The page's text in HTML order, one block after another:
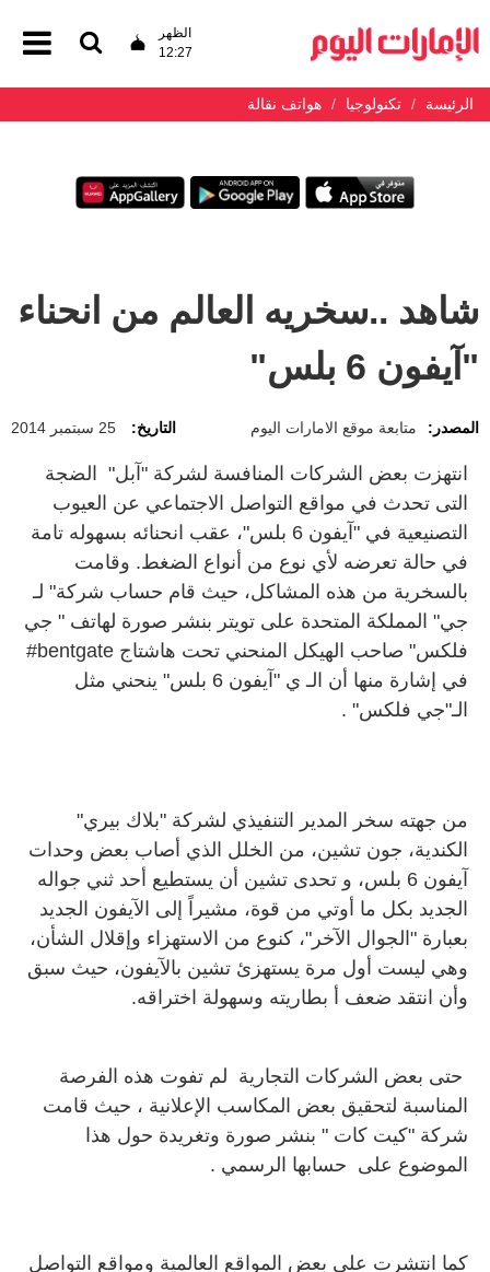
الظهر
12:27
الرئيسة تكنولوجيا هواتف نقالة
شاهد ..سخريه العالم من انحناء
"آيفون 6 بلس"
المصدر: متابعة موقع الامارات اليوم التاريخ: 25 سبتمبر 2014
انتهزت بعض الشركات المنافسة لشركة "آبل" الضجة
التى تحدث في مواقع التواصل الاجتماعي عن العيوب
التصنيعية في "آيفون 6 بلس"، عقب انحنائه بسهوله تامة
في حالة تعرضه لأي نوع من أنواع الضغط. وقامت
بالسخرية من هذه المشاكل، حيث قام حساب شركة" لـ
جي" المملكة المتحدة على تويتر بنشر صورة لهاتف " جي
في إشارة منها أن الـ ي "آيفون 6 بلس" ينحني مثل
الـ"جي فلكس" .
من جهته سخر المدير التنفيذي لشركة "بلاك بيري"
الكندية، جون تشين، من الخلل الذي أصاب بعض وحدات
آيفون 6 بلس، و تحدى تشين أن يستطيع أحد ثني جواله
الجديد بكل ما أوتي من قوة، مشيراً إلى الآيفون الجديد
بعبارة "الجوال الآخر"، كنوع من الاستهزاء وإقلال الشأن،
وهي ليست أول مرة يستهزئ تشين بالآيفون، حيث سبق
وأن انتقد ضعف أ بطاريته وسهولة اختراقه.
حتى بعض الشركات التجارية لم تفوت هذه الفرصة
المناسبة لتحقيق بعض المكاسب الإعلانية ، حيث قامت
شركة "كيت كات " بنشر صورة وتغريدة حول هذا
الموضوع على حسابها الرسمي .
كما انتشرت على بعض المواقع العالمية ومواقع التواصل